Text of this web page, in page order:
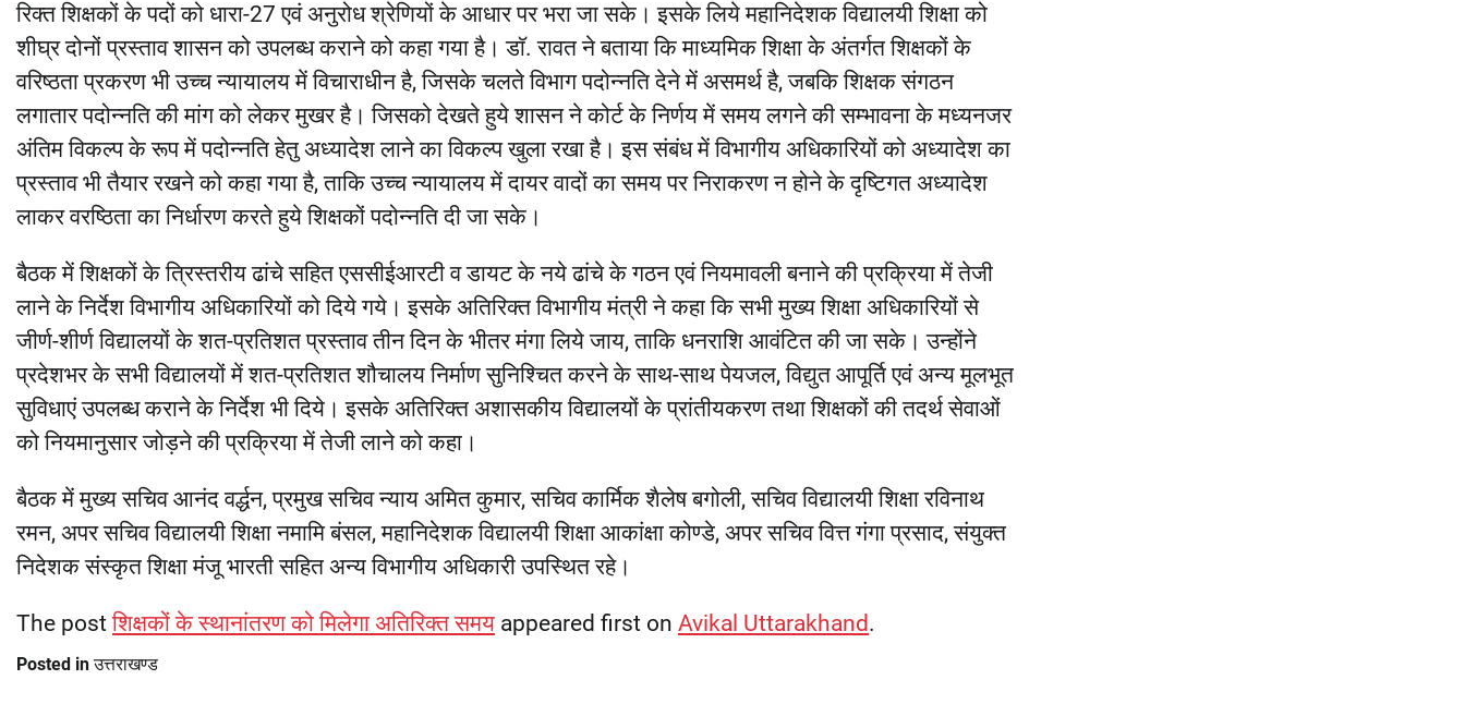
रिक्त शिक्षकों के पदों को धारा-27 एवं अनुरोध श्रेणियों के आधार पर भरा जा सके। इसके लिये महानिदेशक विद्यालयी शिक्षा को
शीघ्र दोनों प्रस्ताव शासन को उपलब्ध कराने को कहा गया है। डाॅ. रावत ने बताया कि माध्यमिक शिक्षा के अंतर्गत शिक्षकों के
वरिष्ठता प्रकरण भी उच्च न्यायालय में विचाराधीन है, जिसके चलते विभाग पदोन्नति देने में असमर्थ है, जबकि शिक्षक संगठन
लगातार पदोन्नति की मांग को लेकर मुखर है। जिसको देखते हुये शासन ने कोर्ट के निर्णय में समय लगने की सम्भावना के मध्यनजर
अंतिम विकल्प के रूप में पदोन्नति हेतु अध्यादेश लाने का विकल्प खुला रखा है। इस संबंध में विभागीय अधिकारियों को अध्यादेश का
प्रस्ताव भी तैयार रखने को कहा गया है, ताकि उच्च न्यायालय में दायर वादों का समय पर निराकरण न होने के दृष्टिगत अध्यादेश
लाकर वरष्ठिता का निर्धारण करते हुये शिक्षकों पदोन्नति दी जा सके।
बैठक में शिक्षकों के त्रिस्तरीय ढांचे सहित एससीईआरटी व डायट के नये ढांचे के गठन एवं नियमावली बनाने की प्रक्रिया में तेजी
लाने के निर्देश विभागीय अधिकारियों को दिये गये। इसके अतिरिक्त विभागीय मंत्री ने कहा कि सभी मुख्य शिक्षा अधिकारियों से
जीर्ण-शीर्ण विद्यालयों के शत-प्रतिशत प्रस्ताव तीन दिन के भीतर मंगा लिये जाय, ताकि धनराशि आवंटित की जा सके। उन्होंने
प्रदेशभर के सभी विद्यालयों में शत-प्रतिशत शौचालय निर्माण सुनिश्चित करने के साथ-साथ पेयजल, विद्युत आपूर्ति एवं अन्य मूलभूत
सुविधाएं उपलब्ध कराने के निर्देश भी दिये। इसके अतिरिक्त अशासकीय विद्यालयों के प्रांतीयकरण तथा शिक्षकों की तदर्थ सेवाओं
को नियमानुसार जोड़ने की प्रक्रिया में तेजी लाने को कहा।
बैठक में मुख्य सचिव आनंद वर्द्धन, प्रमुख सचिव न्याय अमित कुमार, सचिव कार्मिक शैलेष बगोली, सचिव विद्यालयी शिक्षा रविनाथ
रमन, अपर सचिव विद्यालयी शिक्षा नमामि बंसल, महानिदेशक विद्यालयी शिक्षा आकांक्षा कोण्डे, अपर सचिव वित्त गंगा प्रसाद, संयुक्त
निदेशक संस्कृत शिक्षा मंजू भारती सहित अन्य विभागीय अधिकारी उपस्थित रहे।
The postशिक्षकों के स्थानांतरण को मिलेगा अतिरिक्त समय appeared first on Avikal Uttarakhand.
Posted inउत्तराखण्ड